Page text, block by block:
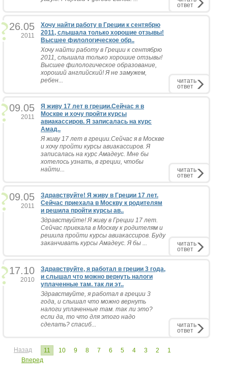
ответ
26.05
2011
Хочу найти работу в Греции к сентябрю
2011, слышала только хорошие отзывы!
Высшее филологическое обр..
Хочу найти работу в Греции к сентябрю
2011, слышала только хорошие отзывы!
Высшее филологическое образование,
хороший английский! Я не замужем,
ребен...
читать
ответ
09.05
2011
Я живу 17 лет в греции.Сейчас я в
Москве и хочу пройти курсы
авиакассиров. Я записалась на курс
Амад..
Я живу 17 лет в греции.Сейчас я в Москве
и хочу пройти курсы авиакассиров. Я
записалась на курс Амадеус. Мне бы
хотелось узнать, в греции, чтобы
найти...
читать
ответ
09.05
2011
Здравствуйте! Я живу в Греции 17 лет.
Сейчас приехала в Москву к родителям
и решила пройти курсы ав..
Здравствуйте! Я живу в Греции 17 лет.
Сейчас приехала в Москву к родителям и
решила пройти курсы авиакассиров. Буду
заканчивать курсы Амадеус. Я бы ...
читать
ответ
17.10
2010
Здравствуйте, я работал в греции 3 года,
и слышал что можно вернуть налоги
уплаченные там. так ли эт..
Здравствуйте, я работал в греции 3
года, и слышал что можно вернуть
налоги уплаченные там. так ли это?
если да, то что для этого надо
сделать? спасиб...
читать
ответ
Назад 11 10 9 8 7 6 5 4 3 2
1
Вперед